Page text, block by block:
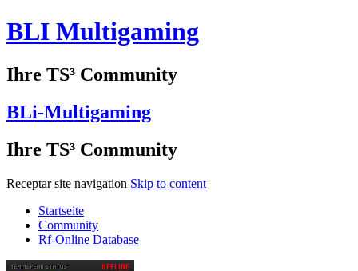
BLI Multi­gaming
Ihre TS³ Community
BLi-Multi­gaming
Ihre TS³ Community
Receptar site navigation Skip to content
Startseite
Community
Rf-Online Database